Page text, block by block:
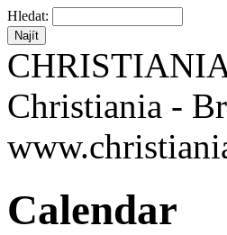
Hledat:
Christiania -
Calendar